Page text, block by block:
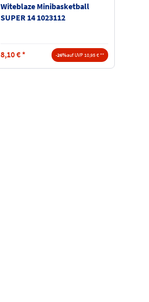
Witeblaze Minibasketball
SUPER 14 1023112
8,10€ * -26%auf UVP 10,95 € **